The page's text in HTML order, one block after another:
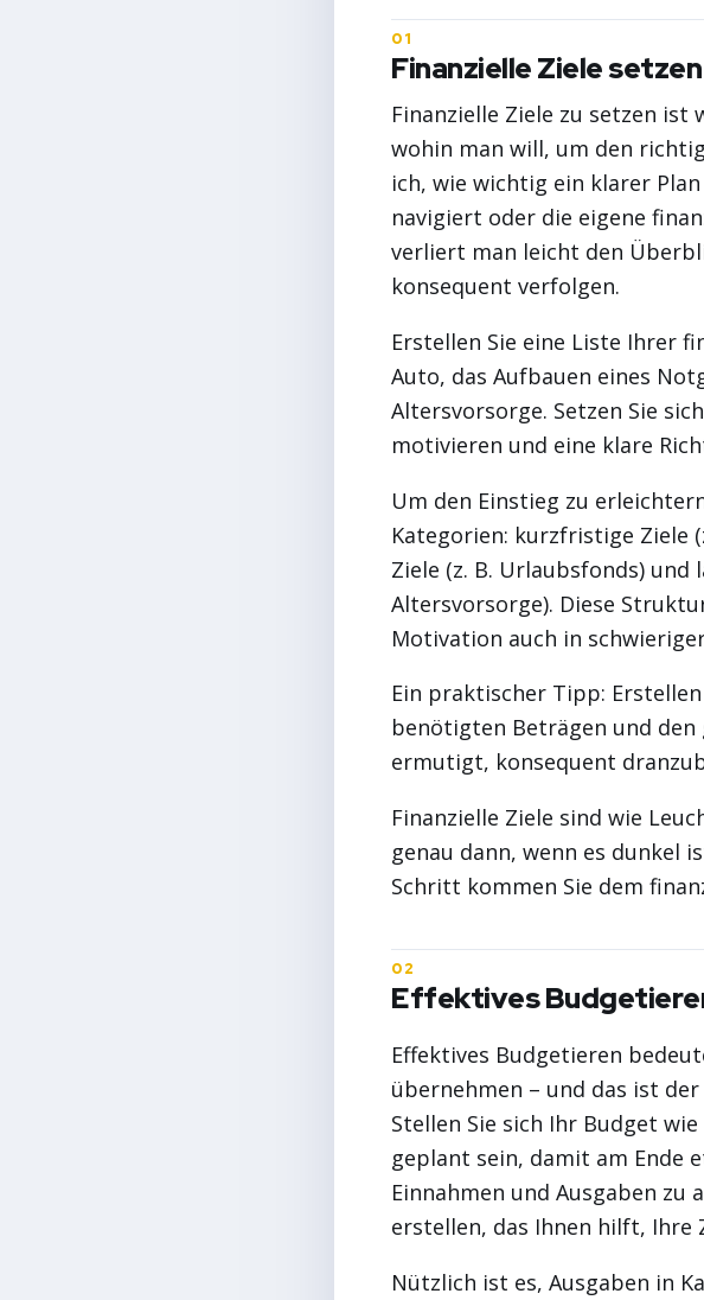
Finanzielle Ziele setzen
Finanzielle Ziele zu setzen ist
wohin man will, um den
ich, wie wichtig ein klarer
navigiert oder die eigene
verliert man leicht den
konsequent verfolgen.
Erstellen Sie eine Liste Ihrer
Auto, das Aufbauen eines
Altersvorsorge. Setzen Sie
motivieren und eine klare
Um den Einstieg zu
Kategorien: kurzfristige Ziele
Ziele (z. B. Urlaubsfonds)
Altersvorsorge). Diese
Motivation auch in
Ein praktischer Tipp:
benötigten Beträgen und
ermutigt, konsequent
Finanzielle Ziele sind wie
genau dann, wenn es dunkel
Schritt kommen Sie dem
Effektives
Effektives Budgetieren
übernehmen – und das ist
Stellen Sie sich Ihr Budget
geplant sein, damit am Ende
Einnahmen und Ausgaben zu
erstellen, das Ihnen hilft, Ihre
Nützlich ist es, Ausgaben in